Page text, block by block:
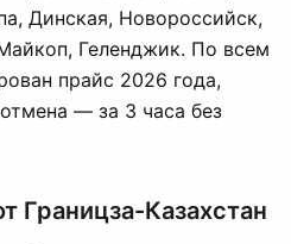
Динская, Новороссийск,
Геленджик. По всем
прайс 2026 года,
— за 3 часа без
Границза-Казахстан